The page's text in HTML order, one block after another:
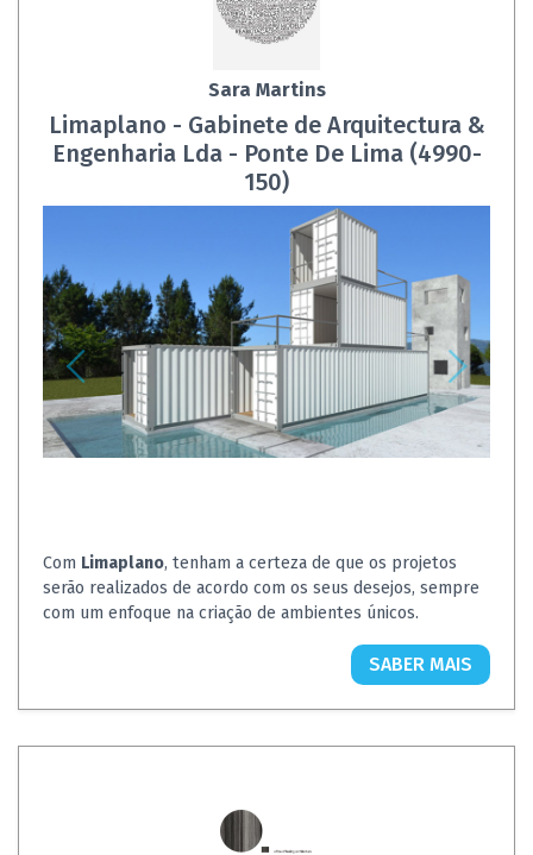
Sara Martins
Limaplano - Gabinete de Arquitectura &
Engenharia Lda - Ponte De Lima (4990-
150)
Com Limaplano, tenham a certeza de que os projetos
serão realizados de acordo com os seus desejos, sempre
com um enfoque na criação de ambientes únicos.
SABER MAIS